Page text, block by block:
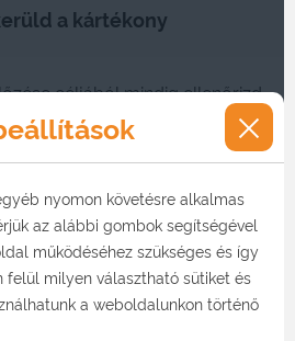
nyomon követésre alkalmas
az alábbi gombok segítségével
működéséhez szükséges és így
felül milyen választható sütiket és
a weboldalunkon történő
a kártékony
céljából mindig ellenőrizd,
a csomagküldő szolgáltatótól
a csomagot várod!
saját, hivatalos
át a felhasználókat a
eléréséhez! A legtöbb
közvetlenül az üzenetben is
várható időpontjáról,
külön felületen ellenőrizni.